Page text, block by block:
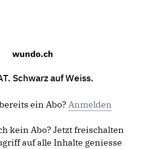
wundo.ch
Schwarz auf Weiss.
ein Abo? Anmelden
kein Abo? Jetzt freischalten
auf alle Inhalte geniesse